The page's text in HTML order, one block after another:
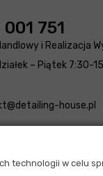
technologii w celu
751
i Realizacja
– Piątek 7:30-
house.pl